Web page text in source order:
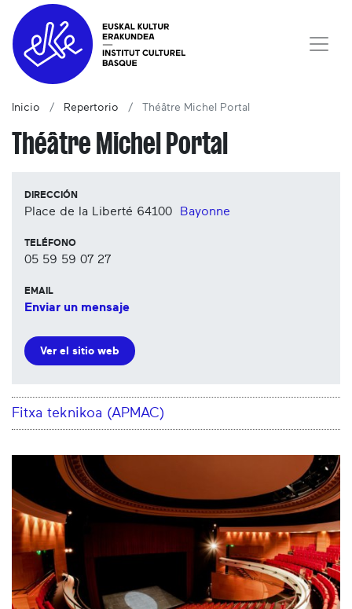
Inicio Repertorio Théâtre Michel Portal
Théâtre Michel Portal
DIRECCIÓN
Place de la Liberté 64100 Bayonne
TELÉFONO
05 59 59 07 27
EMAIL
Enviar un mensaje
Ver el sitio web
Fitxa teknikoa (APMAC)